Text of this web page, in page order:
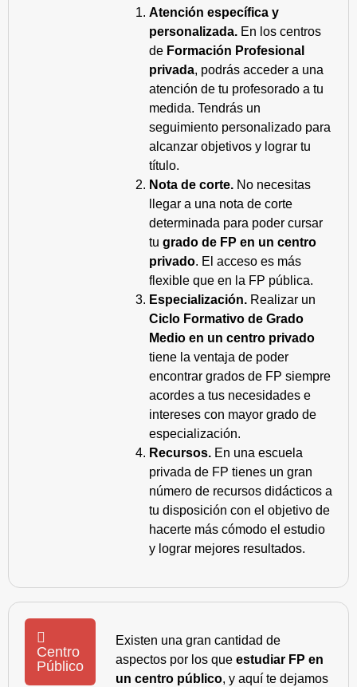
Atención específica y
personalizada. En los centros
de Formación Profesional
privada, podrás acceder a una
atención de tu profesorado a tu
medida. Tendrás un
seguimiento personalizado para
alcanzar objetivos y lograr tu
título.
Nota de corte. No necesitas
llegar a una nota de corte
determinada para poder cursar
tu grado de FP en un centro
privado. El acceso es más
flexible que en la FP pública.
Especialización. Realizar un
Ciclo Formativo de Grado
Medio en un centro privado
tiene la ventaja de poder
encontrar grados de FP siempre
acordes a tus necesidades e
intereses con mayor grado de
especialización.
Recursos. En una escuela
privada de FP tienes un gran
número de recursos didácticos a
tu disposición con el objetivo de
hacerte más cómodo el estudio
y lograr mejores resultados.
Centro
Público
Existen una gran cantidad de
aspectos por los que estudiar FP en
un centro público, y aquí te dejamos